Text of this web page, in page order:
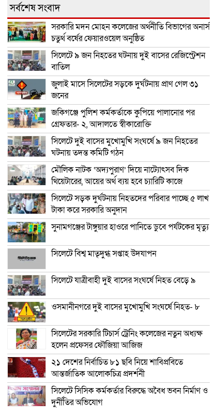
সর্বশেষ সংবাদ
সরকারি মদন মোহন কলেজের অর্থনীতি বিভাগের অনার্স
চতুর্থ বর্ষের ফেয়ারওয়েল অনুষ্ঠিত
সিলেটে ৯ জন নিহতের ঘটনায় দুই বাসের রেজিস্ট্রেশন
বাতিল
জুলাই মাসে সিলেটের সড়কে দুর্ঘটনায় প্রাণ গেল ৩১
জনের
জকিগঞ্জে পুলিশ কর্মকর্তাকে কুপিয়ে পালানোর পর
গ্রেফতার- ২, আদালতে স্বীকারোক্তি
সিলেটে দুই বাসের মুখোমুখি সংঘর্ষে ৯ জন নিহতের
ঘটনায় তদন্ত কমিটি গঠন
মৌলিক নাটক ‘অদ্যপুরাণ’ দিয়ে নাট্যোৎসব দিক
থিয়েটারের, আয়ের অর্থ ব্যয় হবে চ্যারিটি কাজে
সিলেটে সড়ক দুর্ঘটনায় নিহতদের পরিবার পাচ্ছে ৫ লাখ
টাকা করে সরকারি অনুদান
সুনামগঞ্জের টাঙ্গুয়ার হাওরে পানিতে ডুবে পর্যটকের মৃত্যু
সিলেটে বিশ্ব মাতৃদুগ্ধ সপ্তাহ উদযাপন
সিলেটে যাত্রীবাহী দুই বাসের সংঘর্ষে নিহত বেড়ে ৯
ওসমানীনগরে দুই বাসের মুখোমুখি সংঘর্ষে নিহত- ৮
সিলেটের সরকারি টিচার্স ট্রেনিং কলেজের নতুন অধ্যক্ষ
হলেন প্রফেসর ফৌজিয়া আজিজ
২১ দেশের নির্বাচিত ৮১ ছবি নিয়ে শাবিপ্রবিতে
আন্তর্জাতিক আলোকচিত্র প্রদর্শনী
সিলেটে সিসিক কর্মকর্তার বিরুদ্ধে অবৈধ ভবন নির্মাণ ও
দুর্নীতির অভিযোগ